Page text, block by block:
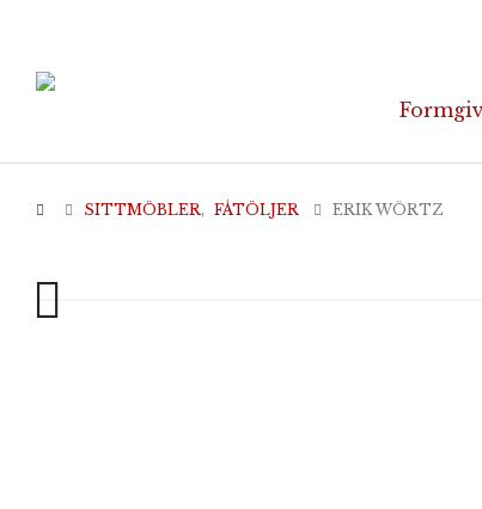
SITTMÖBLER, FÅTÖLJER ERIK WÖRTZ